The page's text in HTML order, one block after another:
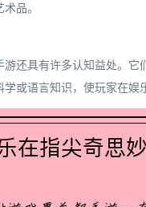
品。
还具有许多认知益处。
或语言知识，使玩家在娱